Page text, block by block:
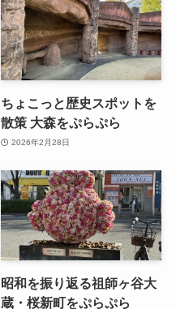
ちょこっと歴史スポットを
散策 大森をぷらぷら
2026年2月28日
昭和を振り返る祖師ヶ谷大
蔵・桜新町をぷらぷら